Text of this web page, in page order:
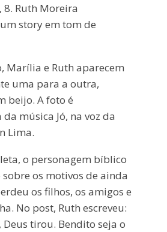
Ruth Moreira
story em tom de
Marília e Ruth aparecem
uma para a outra,
beijo. A foto é
música Jó, na voz da
Lima.
o personagem bíblico
os motivos de ainda
os filhos, os amigos e
No post, Ruth escreveu:
Deus tirou. Bendito seja o